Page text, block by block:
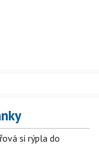
si rýpla do